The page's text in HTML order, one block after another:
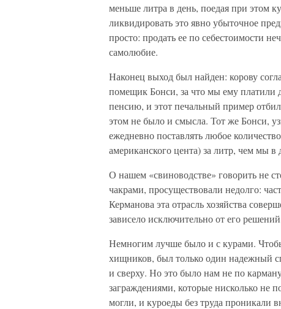
меньше литра в день, поедая при этом
ликвидировать это явно убыточное
просто: продать ее по себестоимости
самолюбие.
Наконец выход был найден: корову
помещик Бонси, за что мы ему платили
пенсию, и этот печальный пример
этом не было и смысла. Тот же Бонси,
ежедневно поставлять любое
американского цента) за литр, чем мы
О нашем «свиноводстве» говорить не
чакрами, просуществовали недолго:
Керманова эта отрасль хозяйства
зависело исключительно от его
Немногим лучше было и с курами.
хищников, был только один надежный
и сверху. Но это было нам не по
заграждениями, которые нисколько не
могли, и куроеды без труда